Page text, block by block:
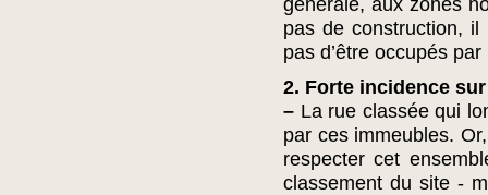
générale, aux zones
pas de construction,
pas d’être occupés
2. Forte incidence
– La rue classée qui
par ces immeubles.
respecter cet
classement du site -